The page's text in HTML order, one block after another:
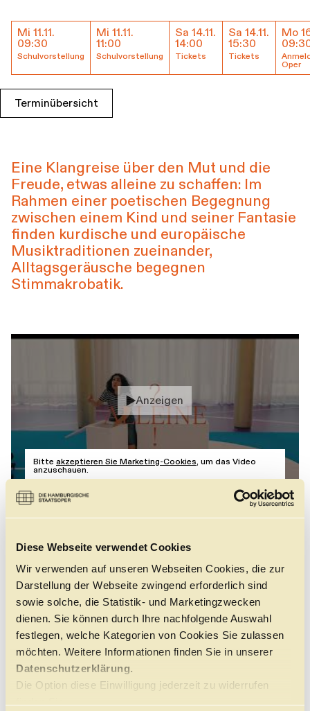
Diese Webseite verwendet Cookies
Wir verwenden auf unseren Webseiten Cookies, die zur
Darstellung der Webseite zwingend erforderlich sind
sowie solche, die Statistik- und Marketingzwecken
dienen. Sie können durch Ihre nachfolgende Auswahl
festlegen, welche Kategorien von Cookies Sie zulassen
möchten. Weitere Informationen finden Sie in unserer
Datenschutzerklärung.
Die Option diese Einwilligung jederzeit zu widerrufen
Termine & Tickets
Mi 11.11.
09:30
Schulvorstellung
Mi 11.11.
11:00
Schulvorstellung
Sa 14.11.
14:00
Tickets
Sa 14.11.
15:30
Tickets
Mo
Oper
Terminübersicht
Eine Klangreise über den Mut und die
Freude, etwas alleine zu schaffen: Im
Rahmen einer poetischen Begegnung
zwischen einem Kind und seiner Fantasie
finden kurdische und europäische
Musiktraditionen zueinander,
Alltagsgeräusche begegnen
Stimmakrobatik.
Anzeigen
Bitte akzeptieren Sie Marketing-Cookies , um das Video
anzuschauen.
BESETZUNG
Sophiemarie Won
Dramaturgie
Michelle Stoop
Musikalische Beratung
Johannes Harneit
Mit
Nicholas Mogg
Hêja Netirk